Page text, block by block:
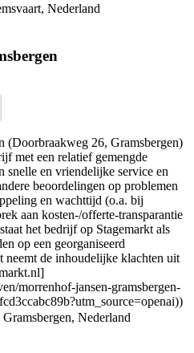
Nederland
(Doorbraakweg 26, Gramsbergen)
met een relatief gemengde
snelle en vriendelijke service en
beoordelingen op problemen
en wachttijd (o.a. bij
aan kosten-/offerte-transparantie
het bedrijf op Stagemarkt als
op een georganiseerd
neemt de inhoudelijke klachten uit
morrenhof-jansen-gramsbergen-
Nederland